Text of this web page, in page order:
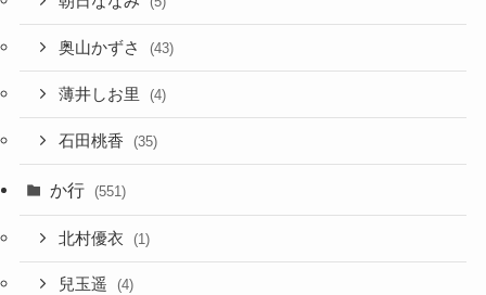
奥山かずさ (43)
薄井しお里 (4)
石田桃香 (35)
か行 (551)
北村優衣 (1)
兒玉遥 (4)